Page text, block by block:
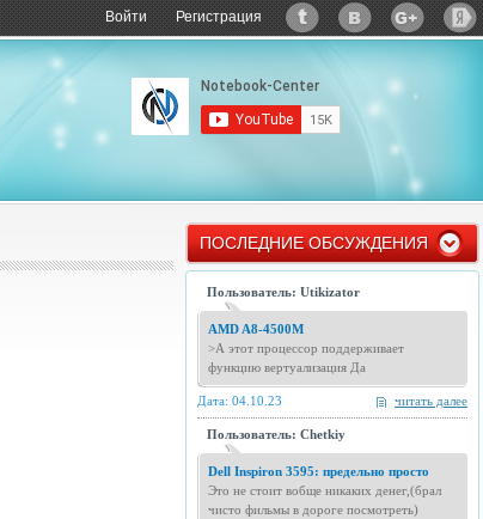
Войти Регистрация
ПОСЛЕДНИЕ ОБСУЖДЕНИЯ
Пользователь: Utikizator
AMD A8-4500M
>А этот процессор поддерживает
функцию вертуализация Да
читать далее
Дата: 04.10.23
Пользователь: Chetkiy
Dell Inspiron 3595: предельно просто
Это не стоит вобще никаких денег,(брал
чисто фильмы в дороге посмотреть)